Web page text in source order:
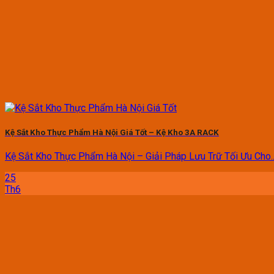
Kệ Sắt Kho Thực Phẩm Hà Nội Giá Tốt – Kệ Kho 3A RACK
Kệ Sắt Kho Thực Phẩm Hà Nội – Giải Pháp Lưu Trữ Tối Ưu
25
Th6